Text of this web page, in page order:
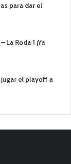
para dar el
Roda 1 ¡Ya
jugar el playoff a